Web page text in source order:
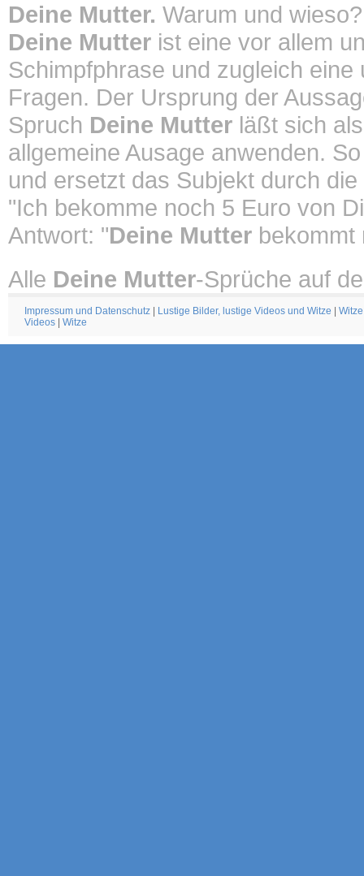
Deine Mutter. Warum und wieso?
Deine Mutter ist eine vor allem
Schimpfphrase und zugleich
Fragen. Der Ursprung der
Spruch Deine Mutter läßt sich
allgemeine Ausage anwenden.
und ersetzt das Subjekt durch
"Ich bekomme noch 5 Euro von
Antwort: "Deine Mutter bekommt
Alle Deine Mutter-Sprüche auf
Impressum und Datenschutz Lustige Bilder, lustige Videos und Witze Witze
Videos
Witze